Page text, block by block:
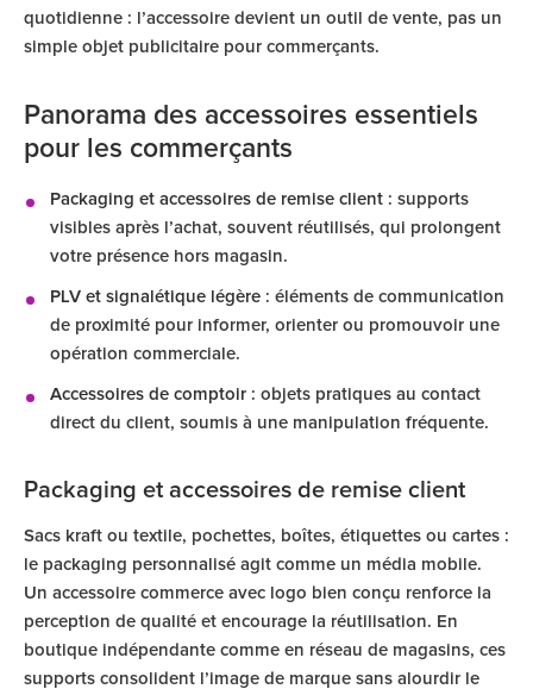
quotidienne : l’accessoire devient un outil de vente, pas un
simple objet publicitaire pour commerçants.
Panorama des accessoires essentiels
pour les commerçants
Packaging et accessoires de remise client : supports
visibles après l’achat, souvent réutilisés, qui prolongent
votre présence hors magasin.
PLV et signalétique légère : éléments de communication
de proximité pour informer, orienter ou promouvoir une
opération commerciale.
Accessoires de comptoir : objets pratiques au contact
direct du client, soumis à une manipulation fréquente.
Packaging et accessoires de remise client
Sacs kraft ou textile, pochettes, boîtes, étiquettes ou cartes :
le packaging personnalisé agit comme un média mobile.
Un accessoire commerce avec logo bien conçu renforce la
perception de qualité et encourage la réutilisation. En
boutique indépendante comme en réseau de magasins, ces
supports consolident l’image de marque sans alourdir le